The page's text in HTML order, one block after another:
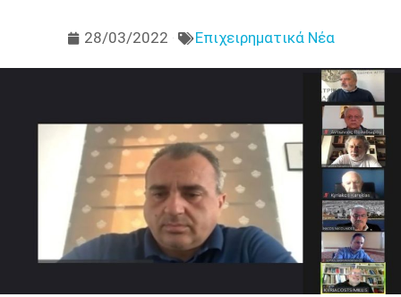
28/03/2022 Επιχειρηματικά Νέα